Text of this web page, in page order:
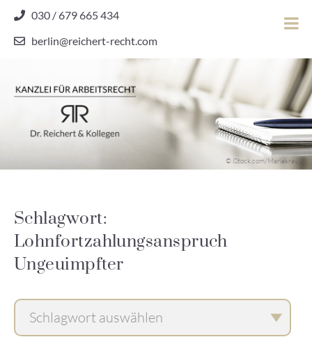
content
030 / 679 665 434
berlin@reichert-recht.com
Dr.
Reichert
© iStock.com/Mariakray
Schlagwort:
Lohnfortzahlungsanspruch
Ungeuimpfter